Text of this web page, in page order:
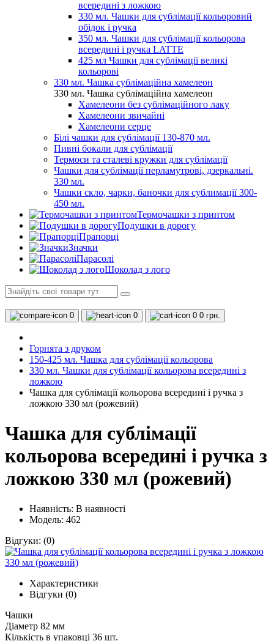
всередині з ложкою
330 мл. Чашки для сублімації кольоровий
обідок і ручка
350 мл. Чашки для сублімації кольорова
всередині і ручка LATTE
425 мл Чашки для сублімації великі
кольорові
330 мл. Чашка сублімаційна хамелеон
330 мл. Чашка сублімаційна хамелеон
Хамелеони без сублімаційного лаку
Хамелеони звичайні
Хамелеони серце
Білі чашки для сублімації 130-870 мл.
Пивні бокали для сублімації
Термоси та сталеві кружки для сублімації
Чашки для сублімації перламутрові, дзеркальні.
330 мл.
Чашки скло, чарки, баночки для сублимації 300-
450 мл.
Термочашки з принтом
Подушки в дорогу
Прапорці
Значки
Парасолі
Шоколад з лого
0 0 0 0 грн.
Горнята з друком
150-425 мл. Чашка для сублімації кольорова
330 мл. Чашки для сублімації кольорова всередині з
ложкою
Чашка для сублімації кольорова всередині і ручка з
ложкою 330 мл (рожевий)
Чашка для сублімації
кольорова всередині і ручка з
ложкою 330 мл (рожевий)
Наявність: В наявності
Модель: 462
Відгуки: (0)
Характеристики
Відгуки (0)
Чашки
Діаметр 82 мм
Кількість в упаковці 36 шт.